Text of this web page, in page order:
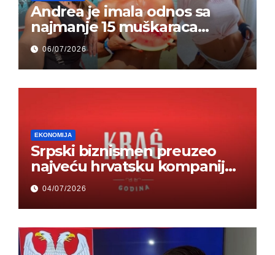
Andrea je imala odnos sa
najmanje 15 muškaraca
odjednom – „Doktor mi je
rekao…“ (FOTO)
06/07/2026
EKONOMIJA
Srpski biznismen preuzeo
najveću hrvatsku kompaniju i
ponos zemlje – Hrvati ne
mogu da veruju
04/07/2026